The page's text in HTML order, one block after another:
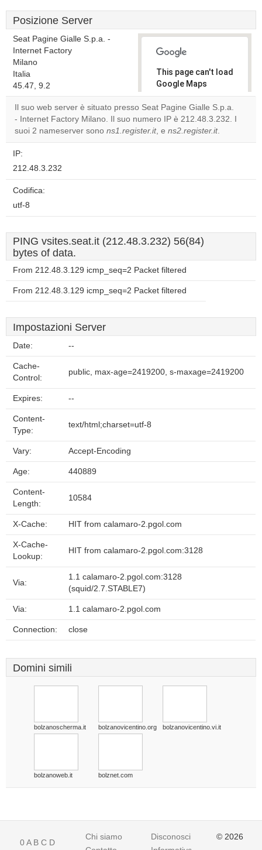
Posizione Server
Seat Pagine Gialle S.p.a. -
Internet Factory
Milano
Italia
45.47, 9.2
This page can't load
Google Maps
correctly.
Do you
own this
Il suo web server è situato presso Seat Pagine Gialle S.p.a.
- Internet Factory Milano. Il suo numero IP è 212.48.3.232. I
suoi 2 nameserver sono ns1.register.it, e ns2.register.it.
IP:
212.48.3.232
Codifica:
utf-8
PING vsites.seat.it (212.48.3.232) 56(84)
bytes of data.
From 212.48.3.129 icmp_seq=2 Packet filtered
From 212.48.3.129 icmp_seq=2 Packet filtered
Impostazioni Server
Date: --
Cache-
Control:
public, max-age=2419200, s-maxage=2419200
Expires: --
Content-
Type:
text/html;charset=utf-8
Vary: Accept-Encoding
Age: 440889
Content-
Length:
10584
X-Cache: HIT from calamaro-2.pgol.com
X-Cache-
Lookup:
HIT from calamaro-2.pgol.com:3128
Via:
1.1 calamaro-2.pgol.com:3128
(squid/2.7.STABLE7)
Via: 1.1 calamaro-2.pgol.com
Connection: close
Domini simili
bolzanoscherma.it bolzanovicentino.org bolzanovicentino.vi.it
bolzanoweb.it bolznet.com
0A B C D
Chi siamo
Disconoscimento
© 2026